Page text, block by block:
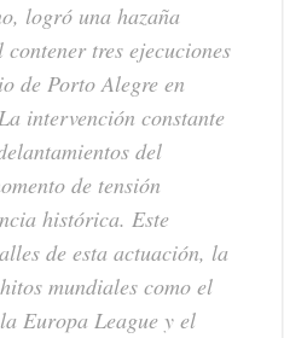
logró una hazaña
tres ejecuciones
de Porto Alegre en
intervención constante
del
de tensión
histórica. Este
de esta actuación, la
mundiales como el
Europa League y el